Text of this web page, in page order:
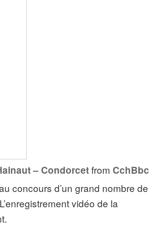
– Condorcetfrom CchBbc
concours d’un grand nombre de
vidéo de la